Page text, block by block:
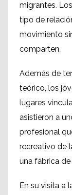
migrantes.
tipo de
movimiento
comparten.
Además de
teórico, los
lugares
asistieron a
profesional
recreativo de
una fábrica
En su visita a